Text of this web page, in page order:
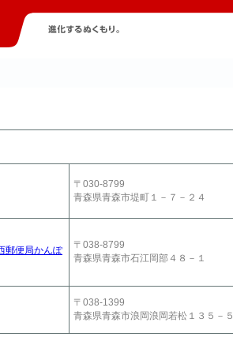
〒030-8799
青森県青森市堤町１－７－２４
便局かんぽ
〒038-8799
青森県青森市石江岡部４８－１
〒038-1399
青森県青森市浪岡浪岡若松１３５－５